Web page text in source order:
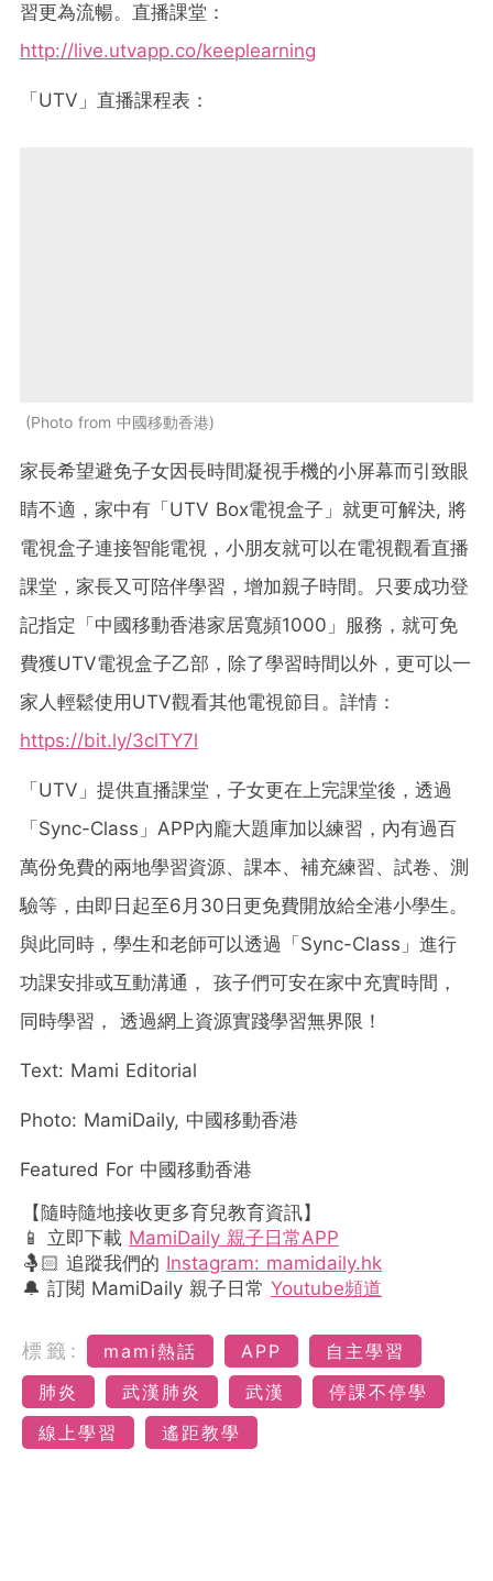
習更為流暢。直播課堂：
http://live.utvapp.co/keeplearning
「UTV 」直播課程表 ：
Photo from 中國移動香港
家長希望避免子女因長時間凝視手機的小屏幕而引致眼
睛不適，家中有「UTV Box電視盒子」就更可解決, 將
電視盒子連接智能電視，小朋友就可以在電視觀看直播
課堂，家長又可陪伴學習，增加親子時間。只要成功登
記指定「中國移動香港家居寬頻1000」服務，就可免
費獲UTV電視盒子乙部，除了學習時間以外，更可以一
家人輕鬆使用UTV觀看其他電視節目。詳情：
https://bit.ly/3clTY7l
「UTV 」提供直播課堂，子女更在上完課堂後，透過
「Sync-Class 」 APP內龐大題庫加以練習，內有過百
萬份免費的兩地學習資源、課本、補充練習、試卷、測
驗等，由即日起至6 月 30日更免費開放給全港小學生。
與此同時，學生和老師可以透過「Sync-Class 」進行
功課安排或互動溝通，
孩子們可安在家中充實時間，
同時學習，
透過網上資源實踐學習無界限 ！
Text: Mami Editorial
Photo: MamiDaily, 中國移動香港
Featured For 中國移動香港
【隨時隨地接收更多育兒教育資訊】
📱 立即下載 MamiDaily 親子日常APP
🤱🏻 追蹤我們的 Instagram: mamidaily.hk
🔔 訂閱 MamiDaily 親子日常 Youtube頻道
標籤: mami熱話 APP
自主學習
肺炎
武漢肺炎 武漢
停課不停學
線上學習
遙距教學